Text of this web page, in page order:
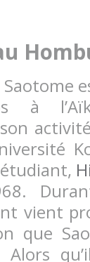
Saotome
à
vient
que
Alors